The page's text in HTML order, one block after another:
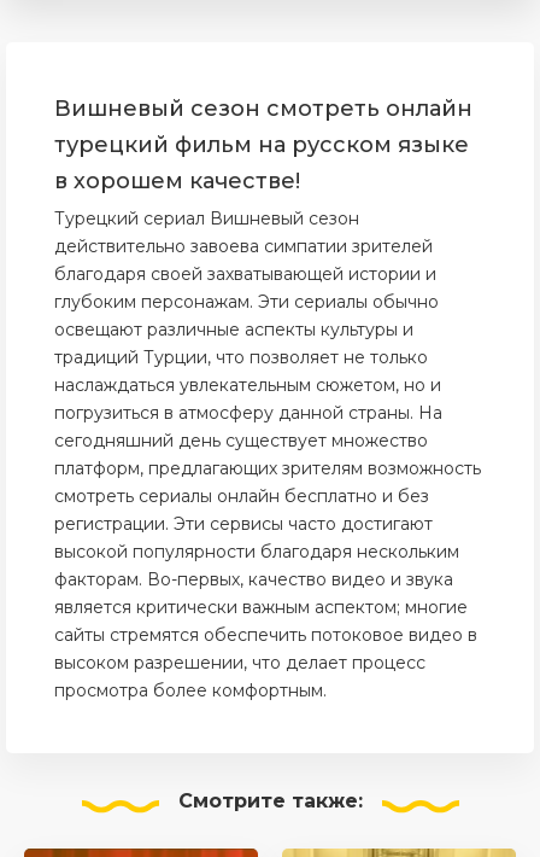
Вишневый сезон смотреть онлайн
турецкий фильм на русском языке
в хорошем качестве!
Турецкий сериал Вишневый сезон
действительно завоева симпатии зрителей
благодаря своей захватывающей истории и
глубоким персонажам. Эти сериалы обычно
освещают различные аспекты культуры и
традиций Турции, что позволяет не только
наслаждаться увлекательным сюжетом, но и
погрузиться в атмосферу данной страны. На
сегодняшний день существует множество
платформ, предлагающих зрителям возможность
смотреть сериалы онлайн бесплатно и без
регистрации. Эти сервисы часто достигают
высокой популярности благодаря нескольким
факторам. Во-первых, качество видео и звука
является критически важным аспектом; многие
сайты стремятся обеспечить потоковое видео в
высоком разрешении, что делает процесс
просмотра более комфортным.
Смотрите также: